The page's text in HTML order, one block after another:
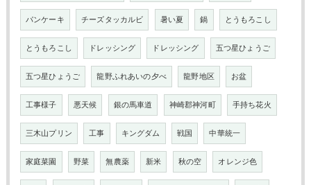
パンケーキ チーズタッカルビ 暑い夏 鍋 とうもろこし
とうもろこし ドレッシング ドレッシング 五つ星ひょうご
五つ星ひょうご 龍野ふれあいの夕べ 龍野地区 お盆
工事様子 悪天候 銀の馬車道 神崎郡神河町 手持ち花火
三木山プリン 工事 キングダム 戦国 中華統一
家庭菜園 野菜 無農薬 新米 秋の空 オレンジ色